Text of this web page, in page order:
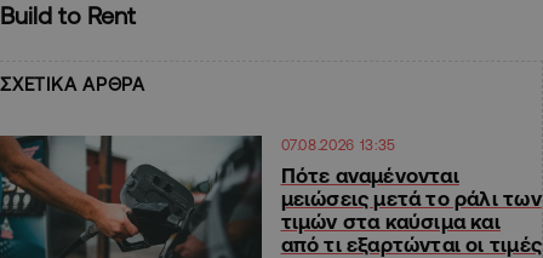
Build to Rent
ΣΧΕΤΙΚΑ ΑΡΘΡΑ
07.08.2026 13:35
Πότε αναμένονται
μειώσεις μετά το ράλι των
τιμών στα καύσιμα και
από τι εξαρτώνται οι τιμές